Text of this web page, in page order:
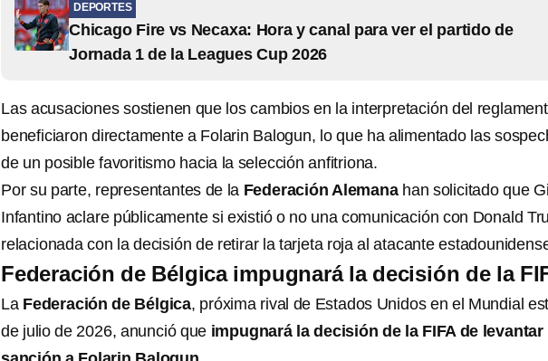
DEPORTES
Chicago Fire vs Necaxa: Hora y canal para ver el partido de
Jornada 1 de la Leagues Cup 2026
Las acusaciones sostienen que los cambios en la interpretación del
beneficiaron directamente a Folarin Balogun, lo que ha alimentado las
de un posible favoritismo hacia la selección anfitriona.
Por su parte, representantes de la Federación Alemanahan solicitado que
Infantino aclare públicamente si existió o no una comunicación con Donald
relacionada con la decisión de retirar la tarjeta roja al atacante
Federación de Bélgica impugnará la decisión de la
La Federación de Bélgica, próxima rival de Estados Unidos en el Mundial
de julio de 2026, anunció que impugnará la decisión de la FIFA de levantar